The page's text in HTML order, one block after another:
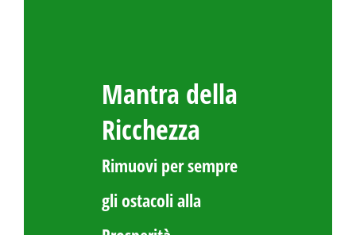
Mantra della
Ricchezza
Rimuovi per sempre
gli ostacoli alla